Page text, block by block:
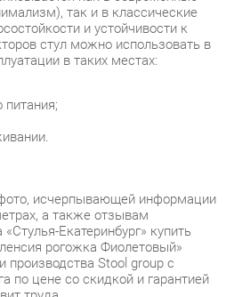
исчерпывающей информации
а также отзывам
Екатеринбург» купить
Stool group с
труда.
ежедневно. Товары из
в Екатеринбурге вы
с момента оформления
заказать подъём на этаж